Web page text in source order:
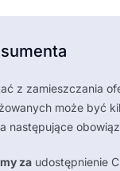
z zamieszczania
może być
następujące
za udostępnienie